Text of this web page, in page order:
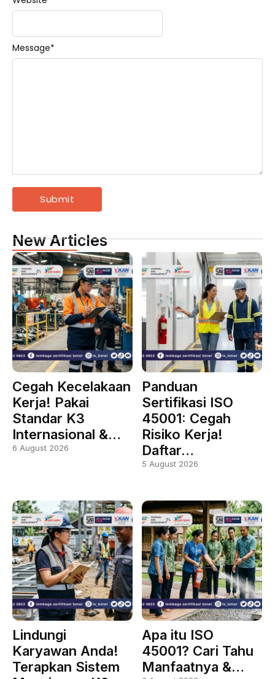
Message*
New Articles
Cegah Kecelakaan
Kerja! Pakai
Standar K3
Internasional &…
6 August 2026
Panduan
Sertifikasi ISO
45001: Cegah
Risiko Kerja!
Daftar…
5 August 2026
Lindungi
Karyawan Anda!
Terapkan Sistem
Apa itu ISO
45001? Cari Tahu
Manfaatnya &…